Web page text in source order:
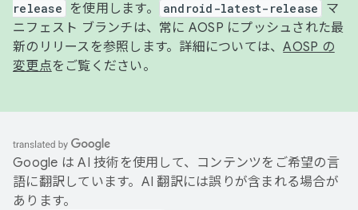
release
を使用します。 android-latest-release
マ
ニフェスト ブランチは、常に AOSP にプッシュされた最
新のリリースを参照します。詳細については、AOSP の
変更点をご覧ください。
Google は AI 技術を使用して、コンテンツをご希望の言
語に翻訳しています。AI 翻訳には誤りが含まれる場合が
あります。